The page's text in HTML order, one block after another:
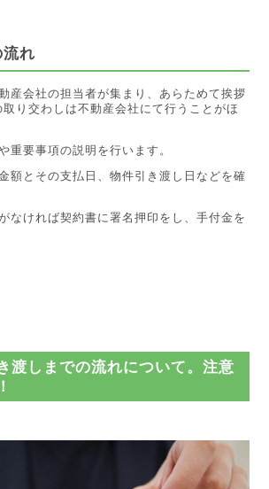
れ
産会社の担当者が集まり、あらためて挨拶
り交わしは不動産会社にて行うことがほ
重要事項の説明を行います。
額とその支払日、物件引き渡し日などを確
なければ契約書に署名押印をし、手付金を
渡しまでの流れについて。注意